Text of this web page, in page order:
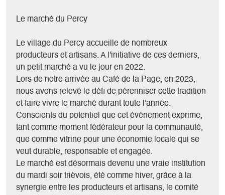
Le marché du Percy
Le village du Percy accueille de nombreux
producteurs et artisans. A l'initiative de ces derniers,
un petit marché a vu le jour en 2022.
Lors de notre arrivée au Café de la Page, en 2023,
nous avons relevé le défi de pérenniser cette tradition
et faire vivre le marché durant toute l'année.
Conscients du potentiel que cet événement exprime,
tant comme moment fédérateur pour la communauté,
que comme vitrine pour une économie locale qui se
veut durable, responsable et engagée.
Le marché est désormais devenu une vraie institution
du mardi soir trièvois, été comme hiver, grâce à la
synergie entre les producteurs et artisans, le comité